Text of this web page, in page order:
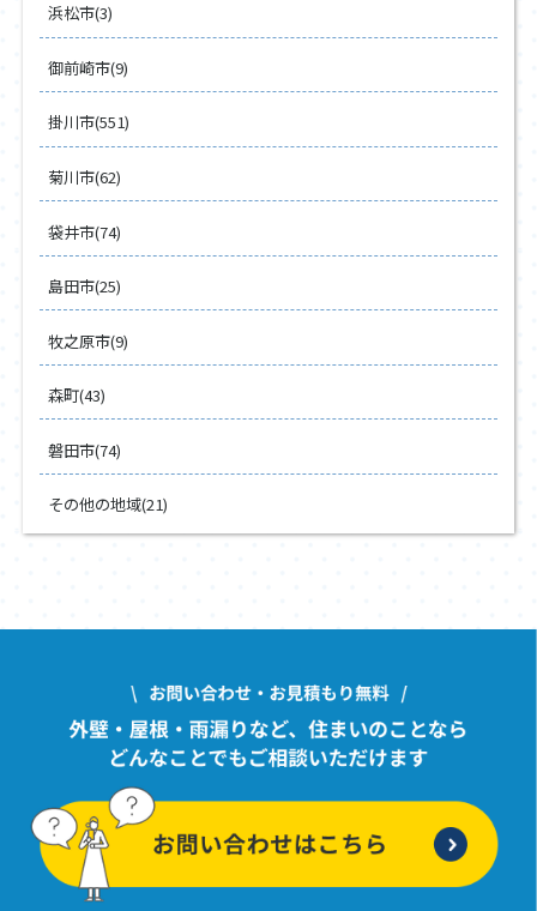
浜松市(3)
御前崎市(9)
掛川市(551)
菊川市(62)
袋井市(74)
島田市(25)
牧之原市(9)
森町(43)
磐田市(74)
その他の地域(21)